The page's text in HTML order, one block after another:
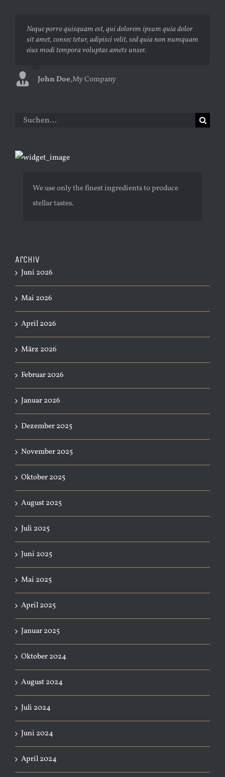
Neque porro quisquam est, qui dolorem ipsum quia dolor
sit amet, consec tetur, adipisci velit, sed quia non numquam
eius modi tempora voluptas amets unser.
John Doe,My Company
Aliquam erat volutpat. Quisque at est id ligula facilisis
laoreet eget pulvinar nibh. Suspendisse at ultrices dui.
Curabitur ac felis arcu sadips ipsums fugiats nemis.
Luke Beck,Theme Fusion
Suche
We use only the finest ingredients to produce
stellar tastes.
Archiv
Juni 2026
Mai 2026
April 2026
März 2026
Februar 2026
Januar 2026
Dezember 2025
November 2025
Oktober 2025
August 2025
Juli 2025
Juni 2025
Mai 2025
April 2025
Januar 2025
Oktober 2024
August 2024
Juli 2024
Juni 2024
April 2024